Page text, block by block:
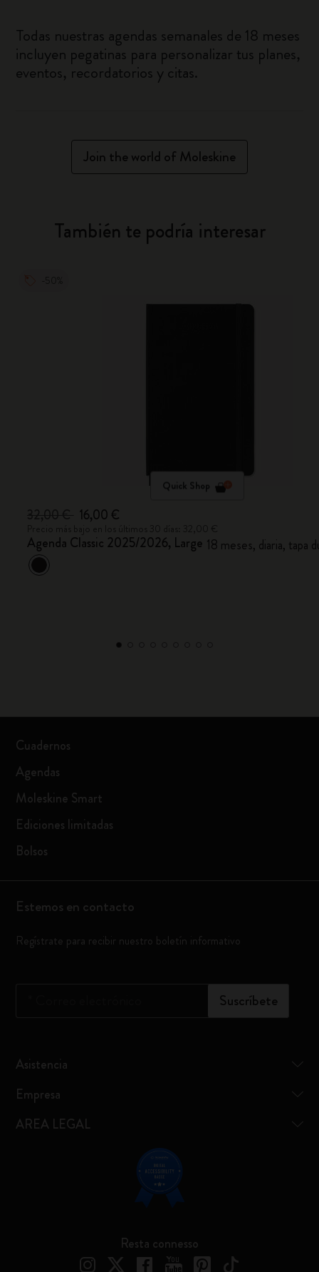
Todas nuestras agendas semanales de 18 meses
incluyen pegatinas para personalizar tus planes,
eventos, recordatorios y citas.
Join the world of Moleskine
También te podría interesar
Quick Shop
16,00 €
Agenda Classic 2025/2026, Large 18 meses, diaria, tapa
Cuadernos
Agendas
Moleskine Smart
Ediciones limitadas
Bolsos
Estemos en contacto
Regístrate para recibir nuestro boletín informativo
Suscríbete
Asistencia
Empresa
AREA LEGAL
Resta connesso